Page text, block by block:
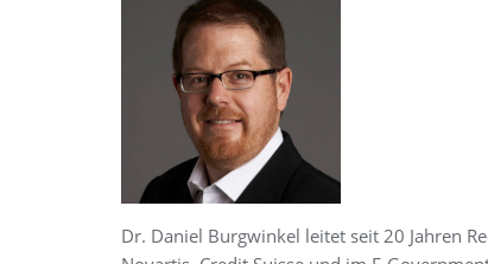
Dr. Daniel Burgwinkel leitet seit 20 Jahren